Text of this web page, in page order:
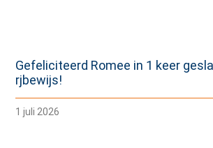
Gefeliciteerd Romee in 1 keer
rjbewijs!
1 juli 2026